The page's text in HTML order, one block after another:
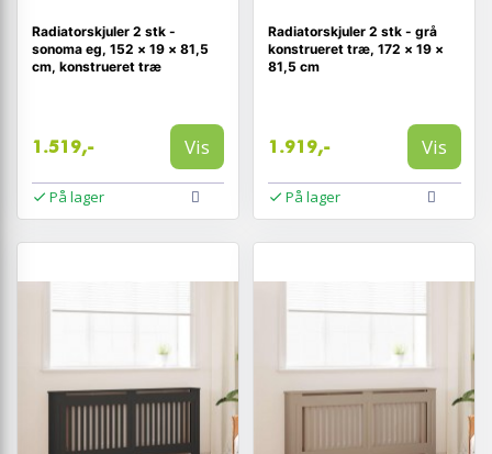
Radiatorskjuler 2 stk -
sonoma eg, 152 × 19 × 81,5
cm, konstrueret træ
1.519,- Vis
På lager
Radiatorskjuler 2 stk - grå
konstrueret træ, 172 × 19 ×
81,5 cm
1.919,- Vis
På lager